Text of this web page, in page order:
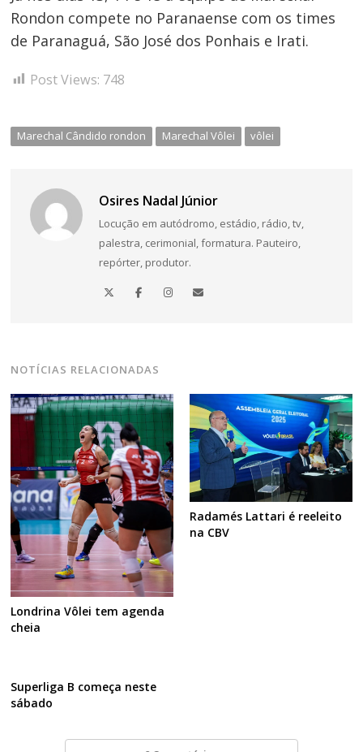
Rondon compete no Paranaense com os times
de Paranaguá, São José dos Ponhais e Irati.
Post Views: 748
Marechal Cândido rondon Marechal Vôlei vôlei
Osires Nadal Júnior
Locução em autódromo, estádio, rádio, tv,
palestra, cerimonial, formatura. Pauteiro,
repórter, produtor.
NOTÍCIAS RELACIONADAS
Londrina Vôlei tem agenda
cheia
Radamés Lattari é reeleito
na CBV
Superliga B começa neste
sábado